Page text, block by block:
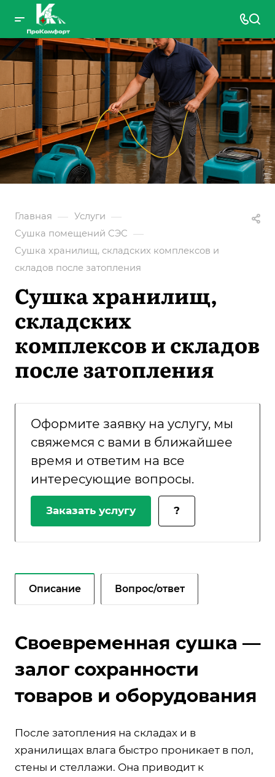
Главная — Услуги —
Сушка помещений СЭС —
Сушка хранилищ, складских комплексов и
складов после затопления
Сушка хранилищ,
складских
комплексов и складов
после затопления
Оформите заявку на услугу, мы
свяжемся с вами в ближайшее
время и ответим на все
интересующие вопросы.
Заказать услугу ?
Описание Вопрос/ответ
Своевременная сушка —
залог сохранности
товаров и оборудования
После затопления на складах и в
хранилищах влага быстро проникает в пол,
стены и стеллажи. Она приводит к